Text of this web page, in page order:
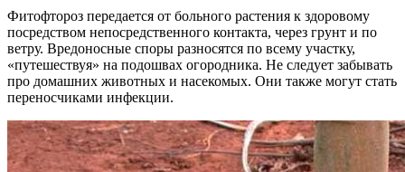
Фитофтороз передается от больного растения к здоровому
посредством непосредственного контакта, через грунт и по
ветру. Вредоносные споры разносятся по всему участку,
«путешествуя» на подошвах огородника. Не следует забывать
про домашних животных и насекомых. Они также могут стать
переносчиками инфекции.